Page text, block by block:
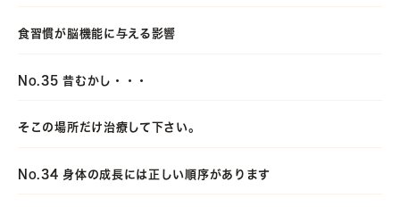
食習慣が脳機能に与える影響
No.35 昔むかし・・・
そこの場所だけ治療して下さい。
No.34 身体の成長には正しい順序があります